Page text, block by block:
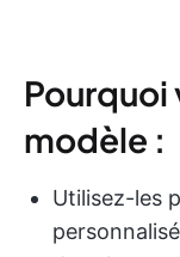
Pourquoi
modèle :
Utilisez-les